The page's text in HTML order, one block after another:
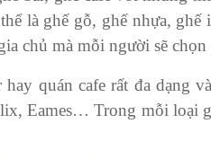
là ghế gỗ, ghế nhựa,
chủ mà mỗi người sẽ
quán cafe rất đa
Eames… Trong mỗi loại